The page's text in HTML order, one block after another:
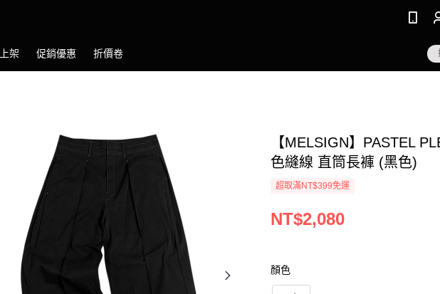
架 促銷優惠 折價卷
【MELSIGN】PASTEL
色縫線 直筒長褲 (黑色)
超取滿NT$399免運
NT$2,080
顏色